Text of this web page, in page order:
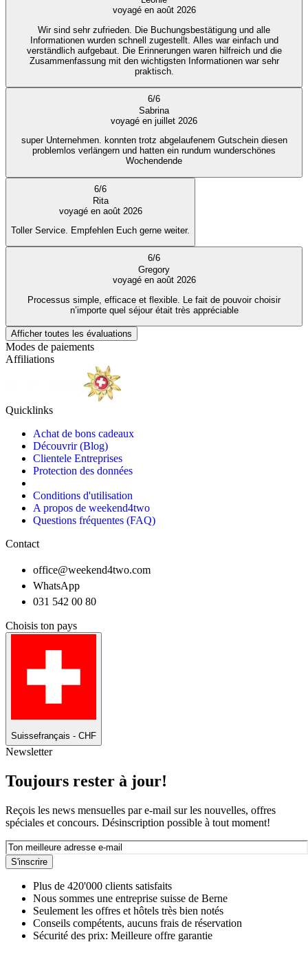
voyagé en août 2026
Wir sind sehr zufrieden. Die Buchungsbestätigung und alle
Informationen wurden schnell zugestellt. Alles war einfach und
verständlich aufgebaut. Die Erinnerungen waren hilfreich und die
Zusammenfassung mit den wichtigsten Informationen war sehr
praktisch.
6/6
Sabrina
voyagé en juillet 2026
super Unternehmen. konnten trotz abgelaufenem Gutschein diesen
problemlos verlängern und hatten ein rundum wunderschönes
Wochendende
6/6
Rita
voyagé en août 2026
Toller Service. Empfehlen Euch gerne weiter.
6/6
Gregory
voyagé en août 2026
Processus simple, efficace et flexible. Le fait de pouvoir choisir
n’importe quel séjour était très appréciable
Afficher toutes les évaluations
Modes de paiements
Affiliations
Quicklinks
Achat de bons cadeaux
Découvrir (Blog)
Clientele Entreprises
Protection des données
Conditions d'utilisation
A propos de weekend4two
Questions fréquentes (FAQ)
Contact
office@weekend4two.com
WhatsApp
031 542 00 80
Choisis ton pays
Suissefrançais - CHF
Newsletter
Toujours rester à jour!
Reçois les news mensuelles par e-mail sur les nouvelles, offres
spéciales et concours. Désinscription possible à tout moment!
S'inscrire
Plus de 420'000 clients satisfaits
Nous sommes une entreprise suisse de Berne
Seulement les offres et hôtels très bien notés
Conseils compétents, aucuns frais de réservation
Sécurité des prix: Meilleure offre garantie